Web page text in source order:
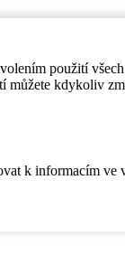
použití
můžete kdykoliv
k informacím ve